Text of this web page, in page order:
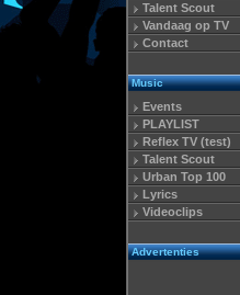
Talent Scout
Vandaag op TV
Contact
Music
Events
PLAYLIST
Reflex TV (test)
Talent Scout
Urban Top 100
Lyrics
Videoclips
Advertenties